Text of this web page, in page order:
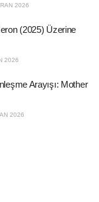
2026
(2025) Üzerine
2026
Arayışı: Mother
2026